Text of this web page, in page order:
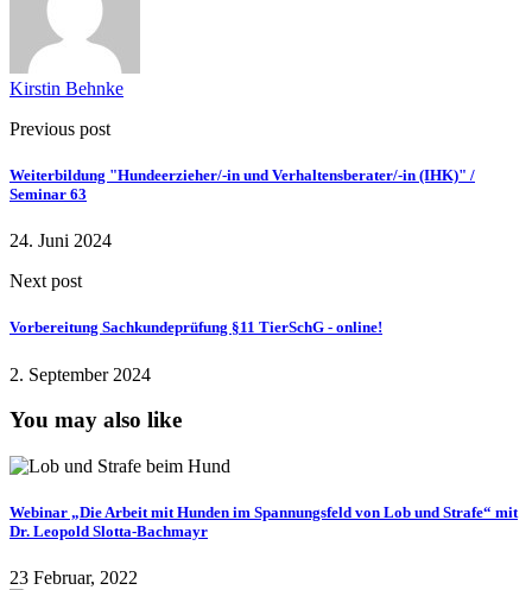
Kirstin Behnke
Previous post
Weiterbildung "Hundeerzieher/-in und Verhaltensberater/-in (IHK)" /
Seminar 63
24. Juni 2024
Next post
Vorbereitung Sachkundeprüfung §11 TierSchG - online!
2. September 2024
You may also like
Webinar „Die Arbeit mit Hunden im Spannungsfeld von Lob und Strafe“ mit
Dr. Leopold Slotta-Bachmayr
23 Februar, 2022